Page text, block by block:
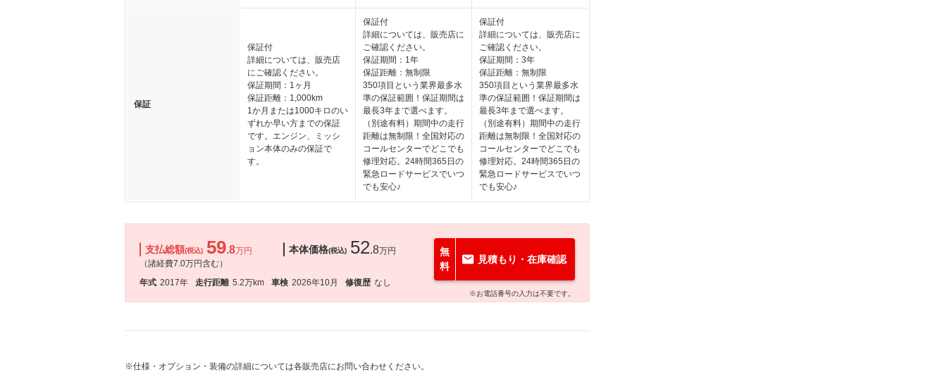
保証
保証付
詳細については、販売店
にご確認ください。
保証期間：1ヶ月
保証距離：1,000km
1か月または1000キロのい
ずれか早い方までの保証
です。エンジン、ミッシ
ョン本体のみの保証で
す。
保証付
詳細については、販売店に
ご確認ください。
保証期間：1年
保証距離：無制限
350項目という業界最多水
準の保証範囲！保証期間は
最長3年まで選べます。
（別途有料）期間中の走行
距離は無制限！全国対応の
コールセンターでどこでも
修理対応。24時間365日の
緊急ロードサービスでいつ
でも安心♪
保証付
詳細については、販売店に
ご確認ください。
保証期間：3年
保証距離：無制限
350項目という業界最多水
準の保証範囲！保証期間は
最長3年まで選べます。
（別途有料）期間中の走行
距離は無制限！全国対応の
コールセンターでどこでも
修理対応。24時間365日の
緊急ロードサービスでいつ
でも安心♪
支払総額(税込) 59.8万円
（諸経費7.0万円含む）
本体価格(税込) 52.8万円
年式 2017年 走行距離 5.2万km 車検 2026年10月 修復歴 なし
無
料
見積もり・在庫確認
※お電話番号の入力は不要です。
※仕様・オプション・装備の詳細については各販売店にお問い合わせください。